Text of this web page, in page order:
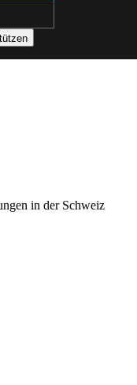
in der Schweiz